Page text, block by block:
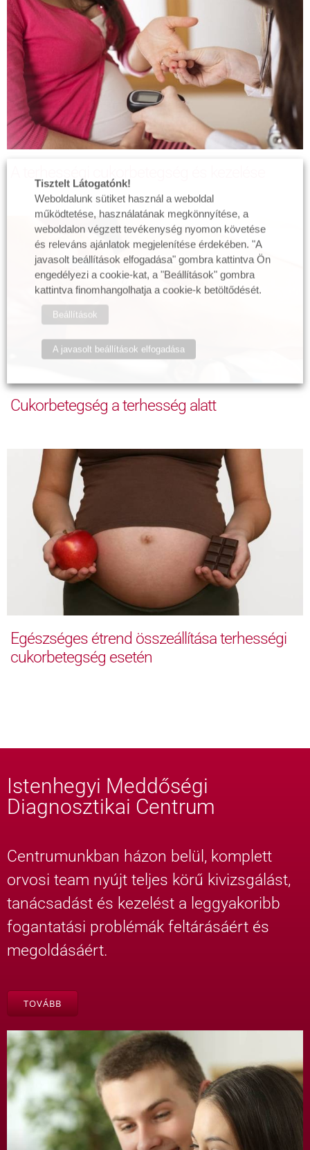
Cukorbetegség a terhesség alatt
Egészséges étrend összeállítása terhességi
cukorbetegség esetén
Istenhegyi Meddőségi
Diagnosztikai Centrum
Centrumunkban házon belül, komplett
orvosi team nyújt teljes körű kivizsgálást,
tanácsadást és kezelést a leggyakoribb
fogantatási problémák feltárásáért és
megoldásáért.
TOVÁBB
Tisztelt Látogatónk!
Weboldalunk sütiket használ a weboldal
működtetése, használatának megkönnyítése, a
weboldalon végzett tevékenység nyomon követése
és releváns ajánlatok megjelenítése érdekében. "A
javasolt beállítások elfogadása" gombra kattintva Ön
engedélyezi a cookie-kat, a "Beállítások" gombra
kattintva finomhangolhatja a cookie-k betöltődését.
Beállítások
A javasolt beállítások elfogadása